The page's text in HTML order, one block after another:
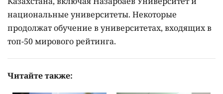
национальные университеты. Некоторые
продолжат обучение в университетах, входящих в
топ-50 мирового рейтинга.
Читайте также: